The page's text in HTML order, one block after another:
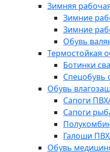
Зимняя
Зимние
Зимние
Обувь
Термостойкая
Ботинки
Спецобувь
Обувь
Сапоги
Сапоги
Галоши
Обувь